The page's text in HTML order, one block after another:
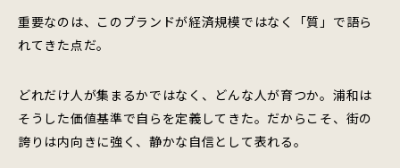
重要なのは、このブランドが経済規模ではなく「質」で語ら
れてきた点だ。
どれだけ人が集まるかではなく、どんな人が育つか。浦和は
そうした価値基準で自らを定義してきた。だからこそ、街の
誇りは内向きに強く、静かな自信として表れる。